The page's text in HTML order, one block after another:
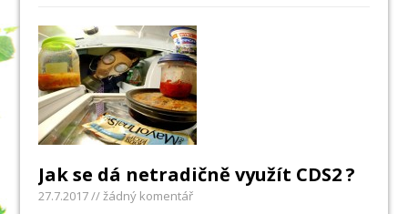
Jak se dá netradičně využít CDS2 ?
27.7.2017// žádný komentář